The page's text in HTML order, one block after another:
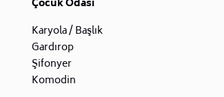
Çocuk Odası
Karyola / Başlık
Gardırop
Şifonyer
Komodin